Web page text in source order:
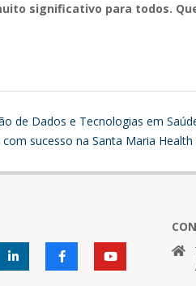
significativo para todos.
de Dados e Tecnologias em
sucesso na Santa Maria Health